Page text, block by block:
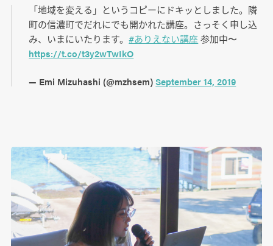
「地域を変える」というコピーにドキッとしました。隣
町の信濃町でだれにでも開かれた講座。さっそく申し込
み、いまにいたります。#ありえない講座参加中〜
https://t.co/t3y2wTwIkO
— Emi Mizuhashi (@mzhsem)September 14, 2019